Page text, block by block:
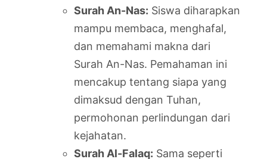
Surah An-Nas: Siswa diharapkan
mampu membaca, menghafal,
dan memahami makna dari
Surah An-Nas. Pemahaman ini
mencakup tentang siapa yang
dimaksud dengan Tuhan,
permohonan perlindungan dari
kejahatan.
Surah Al-Falaq: Sama seperti